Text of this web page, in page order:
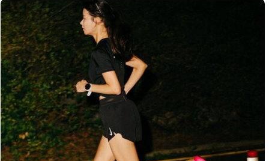
Links
klicken,
wird
ein
modales
Dialogfeld
angezeigt,
das
eine
größere
Version
des
Bildes
enthält.